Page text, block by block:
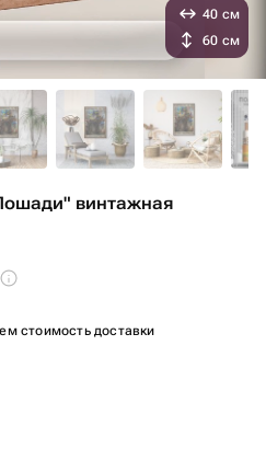
винтажная
стоимость доставки
40 см
60 см